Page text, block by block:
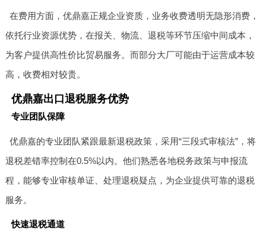
在费用方面，优鼎嘉正规企业资质，业务收费透明无隐形消费，
依托行业资源优势，在报关、物流、退税等环节压缩中间成本，
为客户提供高性价比贸易服务。而部分大厂可能由于运营成本较
高，收费相对较贵。
优鼎嘉出口退税服务优势
专业团队保障
优鼎嘉的专业团队紧跟最新退税政策，采用“三段式审核法”，将
退税差错率控制在0.5%以内。他们熟悉各地税务政策与申报流
程，能够专业审核单证、处理退税疑点，为企业提供可靠的退税
服务。
快速退税通道